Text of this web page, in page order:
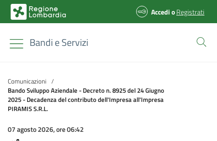
AccedioRegistrati
Bandi e Servizi
Comunicazioni /
Bando Sviluppo Aziendale - Decreto n. 8925 del 24 Giugno
2025 - Decadenza del contributo dell'Impresa all'Impresa
PIRAMIS S.R.L.
07 agosto 2026, ore 06:42